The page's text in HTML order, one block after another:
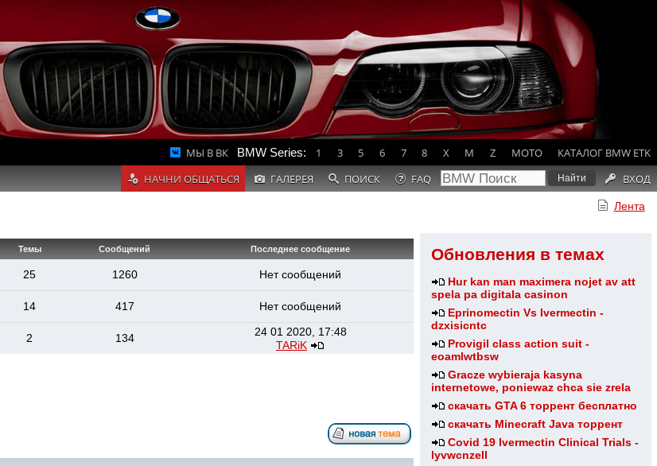
МЫ В ВК BMW Series: 1 3 5 6 7 8 X M Z MOTO
КАТАЛОГ BMW ETK
НАЧНИ ОБЩАТЬСЯ
ГАЛЕРЕЯ ПОИСК FAQ ВХОД
Лента
Обновления в темах
Hur kan man maximera nojet av att
spela pa digitala casinon
Eprinomectin Vs Ivermectin -
dzxisicntc
Provigil class action suit -
eoamlwtbsw
Gracze wybieraja kasyna
internetowe, poniewaz chca sie zrela
скачать GTA 6 торрент бесплатно
скачать Minecraft Java торрент
Covid 19 Ivermectin Clinical Trials -
lyvwcnzell
Темы Сообщений Последнее сообщение
25 1260 Нет сообщений
14 417 Нет сообщений
2 134
24 01 2020, 17:48
TARiK